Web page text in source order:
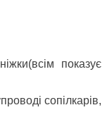
показує
сопілкарів,